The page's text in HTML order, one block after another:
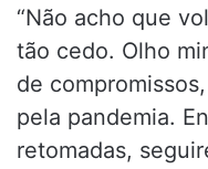
“Não acho que
tão cedo. Olho
de
pela pandemia.
retomadas,